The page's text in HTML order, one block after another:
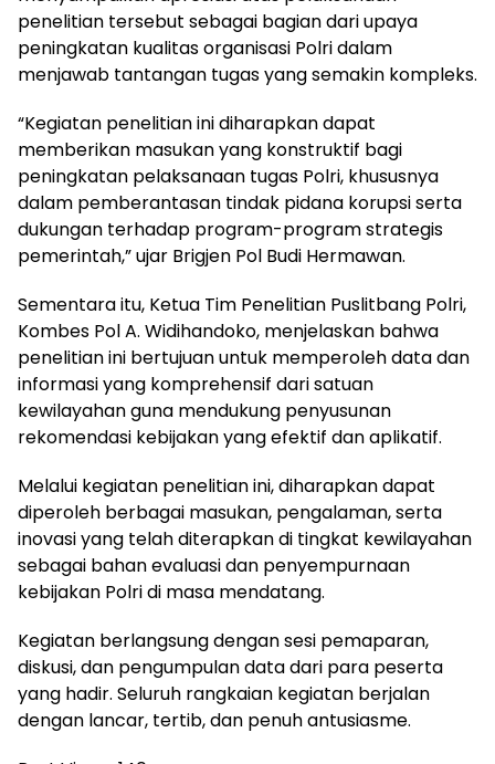
penelitian tersebut sebagai bagian dari upaya
peningkatan kualitas organisasi Polri dalam
menjawab tantangan tugas yang semakin kompleks.
“Kegiatan penelitian ini diharapkan dapat
memberikan masukan yang konstruktif bagi
peningkatan pelaksanaan tugas Polri, khususnya
dalam pemberantasan tindak pidana korupsi serta
dukungan terhadap program-program strategis
pemerintah,” ujar Brigjen Pol Budi Hermawan.
Sementara itu, Ketua Tim Penelitian Puslitbang Polri,
Kombes Pol A. Widihandoko, menjelaskan bahwa
penelitian ini bertujuan untuk memperoleh data dan
informasi yang komprehensif dari satuan
kewilayahan guna mendukung penyusunan
rekomendasi kebijakan yang efektif dan aplikatif.
Melalui kegiatan penelitian ini, diharapkan dapat
diperoleh berbagai masukan, pengalaman, serta
inovasi yang telah diterapkan di tingkat kewilayahan
sebagai bahan evaluasi dan penyempurnaan
kebijakan Polri di masa mendatang.
Kegiatan berlangsung dengan sesi pemaparan,
diskusi, dan pengumpulan data dari para peserta
yang hadir. Seluruh rangkaian kegiatan berjalan
dengan lancar, tertib, dan penuh antusiasme.